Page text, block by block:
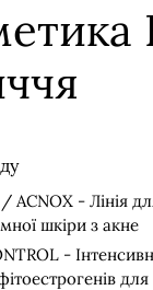
AСNOX - Лінія
шкіри з акне
-
для